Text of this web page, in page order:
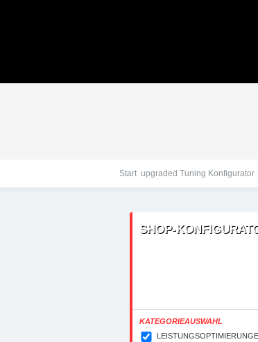
Tuningteile: BMW
Start upgraded Tuning Konfigurator
SHOP-
KATEGORIEAUSWAHL